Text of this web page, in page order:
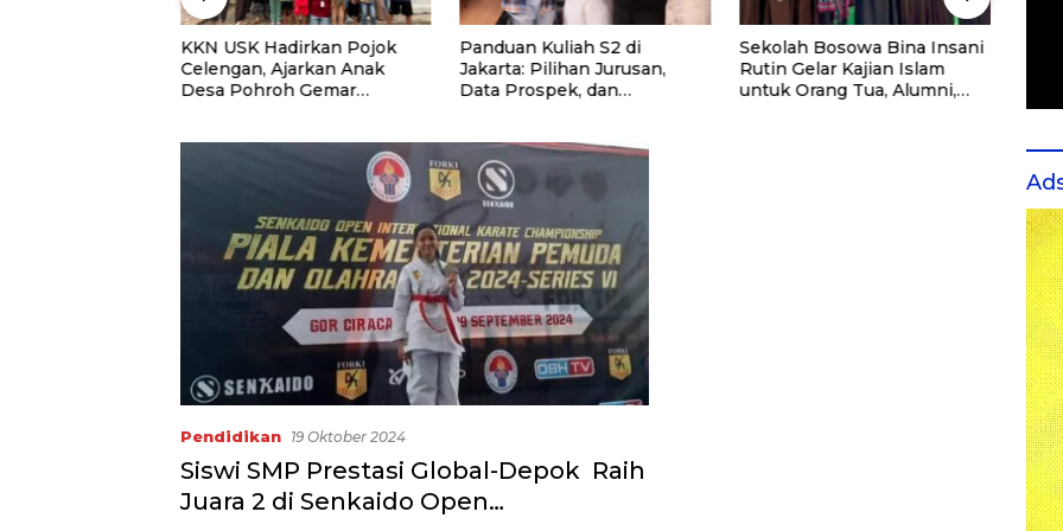
KKN USK Hadirkan Pojok
Celengan, Ajarkan Anak
Desa Pohroh Gemar
Panduan Kuliah S2 di
Jakarta: Pilihan Jurusan,
Data Prospek, dan
Sekolah Bosowa Bina Insani
Rutin Gelar Kajian Islam
untuk Orang Tua, Alumni,
Pendidikan 19 Oktober 2024
Siswi SMP Prestasi Global-Depok Raih
Juara 2 di Senkaido Open